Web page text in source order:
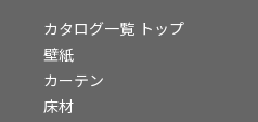
よくあるご質問
非住宅案件に関するお問い合わせ
カタログ一覧 トップ
壁紙
カーテン
床材